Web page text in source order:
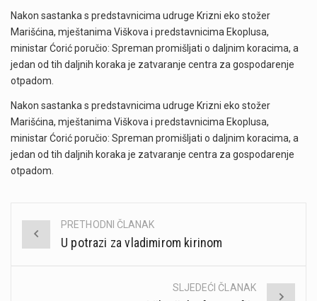
Nakon sastanka s predstavnicima udruge Krizni eko stožer
Marišćina, mještanima Viškova i predstavnicima Ekoplusa,
ministar Ćorić poručio: Spreman promišljati o daljnim koracima, a
jedan od tih daljnih koraka je zatvaranje centra za gospodarenje
otpadom.
Nakon sastanka s predstavnicima udruge Krizni eko stožer
Marišćina, mještanima Viškova i predstavnicima Ekoplusa,
ministar Ćorić poručio: Spreman promišljati o daljnim koracima, a
jedan od tih daljnih koraka je zatvaranje centra za gospodarenje
otpadom.
Post
navigation
PRETHODNI ČLANAK
U potrazi za vladimirom kirinom
SLJEDEĆI ČLANAK